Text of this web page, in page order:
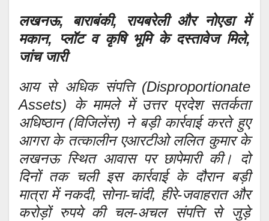
लखनऊ, बाराबंकी, रायबरेली और नोएडा में
मकान, प्लॉट व कृषि भूमि के दस्तावेज मिले,
जांच जारी
आय से अधिक संपत्ति (Disproportionate
Assets) के मामले में उत्तर प्रदेश सतर्कता
अधिष्ठान (विजिलेंस) ने बड़ी कार्रवाई करते हुए
आगरा के तत्कालीन एआरटीओ ललित कुमार के
लखनऊ स्थित आवास पर छापेमारी की। दो
दिनों तक चली इस कार्रवाई के दौरान बड़ी
मात्रा में नकदी, सोना-चांदी, हीरे-जवाहरात और
करोड़ों रुपये की चल-अचल संपत्ति से जुड़े